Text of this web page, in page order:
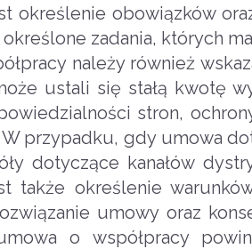
określenie obowiązków
określone zadania, których
należy również
ustali się stałą kwotę
stron,
przypadku, gdy umowa
dotyczące kanałów
także określenie
umowy oraz
o współpracy